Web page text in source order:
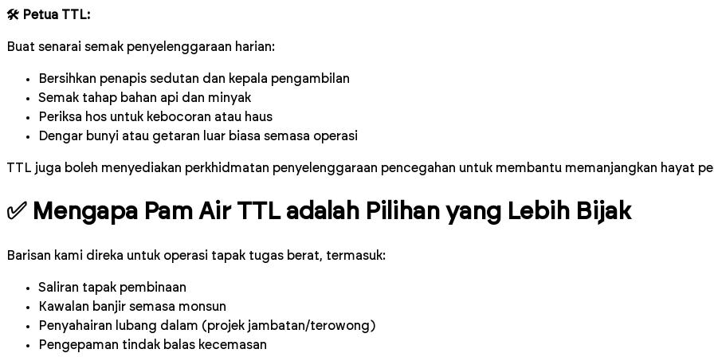
🛠 Petua TTL:
Buat senarai semak penyelenggaraan harian:
Bersihkan penapis sedutan dan kepala pengambilan
Semak tahap bahan api dan minyak
Periksa hos untuk kebocoran atau haus
Dengar bunyi atau getaran luar biasa semasa operasi
TTL juga boleh menyediakan perkhidmatan penyelenggaraan pencegahan untuk membantu memanjangkan hayat
✅ Mengapa Pam Air TTL adalah Pilihan yang Lebih Bijak
Barisan kami direka untuk operasi tapak tugas berat, termasuk:
Saliran tapak pembinaan
Kawalan banjir semasa monsun
Penyahairan lubang dalam (projek jambatan/terowong)
Pengepaman tindak balas kecemasan